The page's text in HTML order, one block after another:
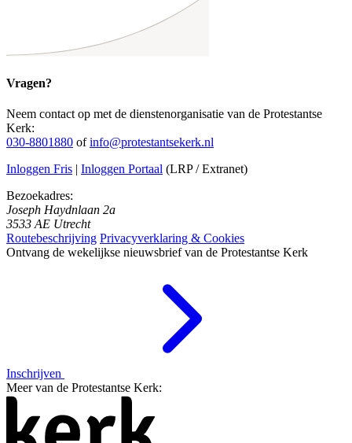
Vragen?
Neem contact op met de dienstenorganisatie van de Protestantse
Kerk:
030-8801880 ofinfo@protestantsekerk.nl
Inloggen Fris
Inloggen Portaal (LRP / Extranet)
Bezoekadres:
Joseph Haydnlaan 2a
3533 AE Utrecht
Routebeschrijving Privacyverklaring & Cookies
Ontvang de wekelijkse nieuwsbrief van de Protestantse Kerk
Inschrijven
Meer van de Protestantse Kerk: